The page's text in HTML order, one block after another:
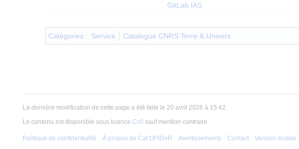
GitLab IAS
Catégories : Service Catalogue CNRS Terre & Univers
La dernière modification de cette page a été faite le 20 avril 2026 à 15:42.
Le contenu est disponible sous licence Cc0 sauf mention contraire.
Politique de confidentialité À propos de Cat OPIDoR Avertissements Contact Version mobile